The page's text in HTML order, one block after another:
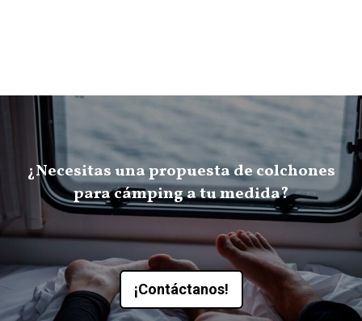
¿Necesitas una propuesta de colchones
para cámping a tu medida?
¡Contáctanos!